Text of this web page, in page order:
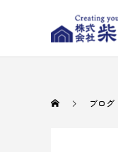
ブログ